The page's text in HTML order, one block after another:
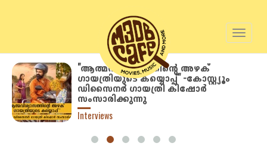
Skip
main
content
"ആത്മവിശ്വാസത്തിന്റെ അഴക്
ഗായത്രിയുടെ കയ്യൊപ്പ്‌" -കോസ്റ്റ്യൂം
ഡിസൈനർ ഗായത്രി കിഷോർ
സംസാരിക്കുന്നു
Interviews